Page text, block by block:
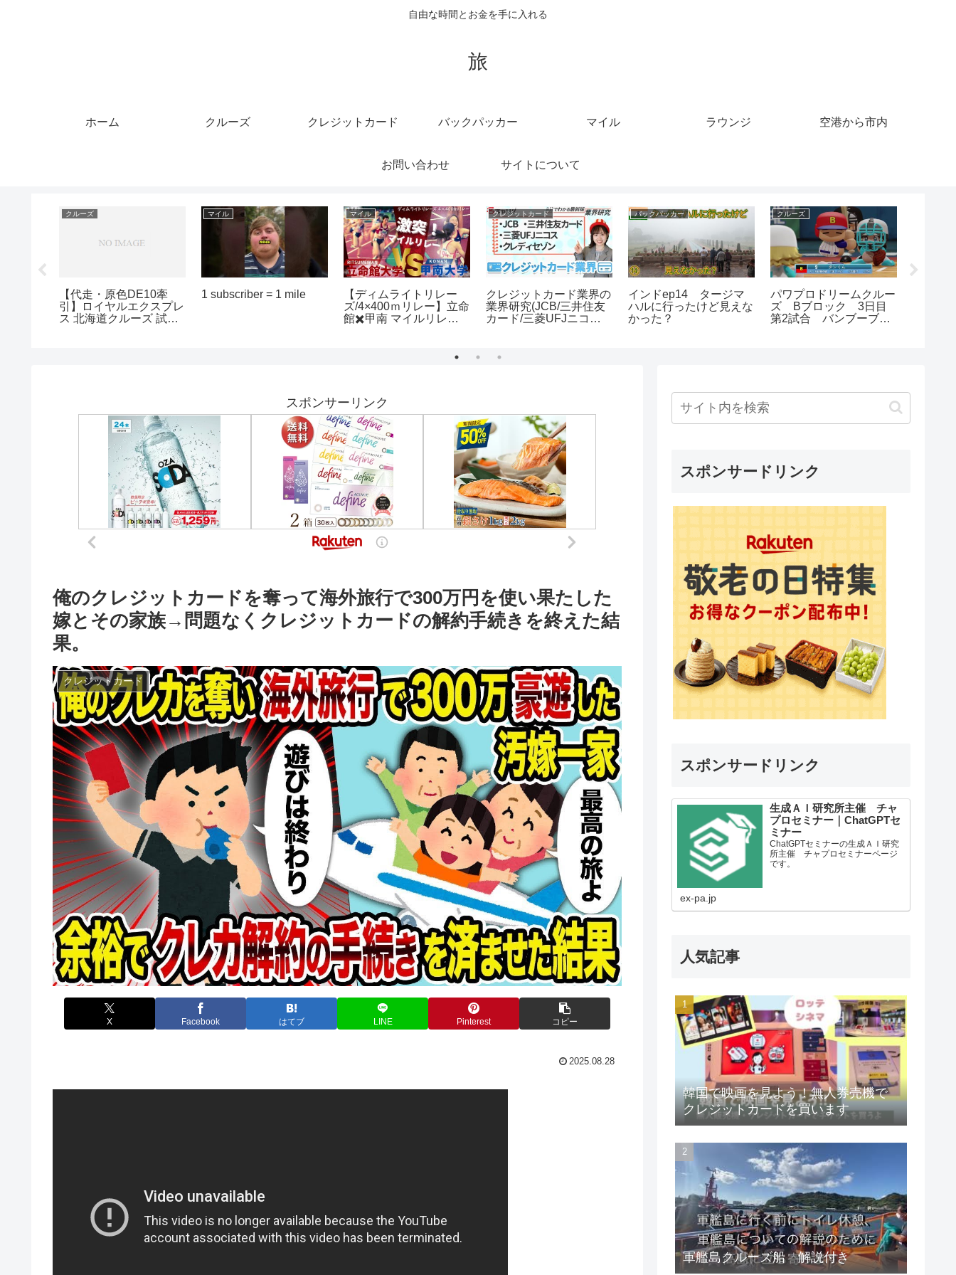
自由な時間とお金を手に入れる
旅
ホーム クルーズ クレジットカード バックパッカー マイル ラウンジ 空港から市内
お問い合わせ サイトについて
クルーズ
トムクルーズが1000億
円の中国市場を捨てた理
由に中国人大発狂#海外
マイル
マリオットアメックスプ
クルーズ
動画であらかわボートク
ルーズVR
マイル
サンタアニタトロフィー
2024 マイルでは「超重
賞級」の可能性！数字が
フィー
クルーズ
【車中泊】私の秘密基
地、軽キャンピングカ
ー、ミニチュアクルーズ
バックパッカー
【ライブ配信】コロナ渦
のインド、週末ロックダ
ウンの現状レポート。バ
スポンサーリンク
俺のクレジットカードを奪って海外旅行で300万円を使い果たした
嫁とその家族→問題なくクレジットカードの解約手続きを終えた結
果。
クレジットカード
X Facebook はてブ LINE Pinterest コピー
2025.08.28
スポンサードリンク
スポンサードリンク
生成ＡＩ研究所主催 チャ
プロセミナー｜ChatGPTセ
ミナー
ChatGPTセミナーの生成ＡＩ研究
所主催 チャプロセミナーページ
です。
ex-pa.jp
人気記事
韓国で映画を見よう！無人券売機で
クレジットカードを買います
軍艦島クルーズ船 解説付き